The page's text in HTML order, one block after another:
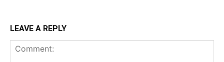
LEAVE A REPLY